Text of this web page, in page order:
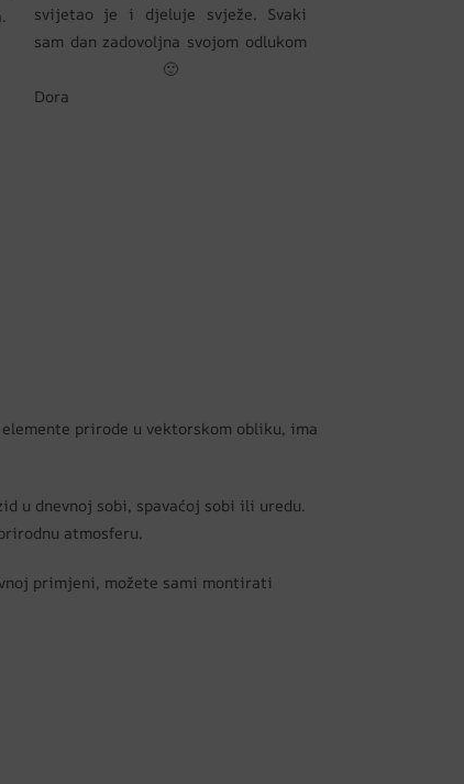
svijetao je i djeluje svježe. Svaki
sam dan zadovoljna svojom odlukom
🙂
Dora
prirode u vektorskom obliku, ima
u dnevnoj sobi, spavaćoj sobi ili uredu.
atmosferu.
primjeni, možete sami montirati